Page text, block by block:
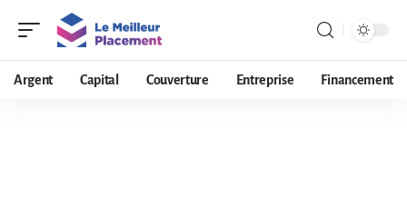
Argent Capital Couverture Entreprise Financement